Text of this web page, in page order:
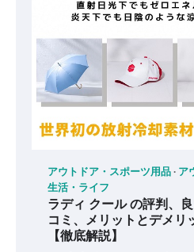
アウトドア・スポーツ用品
ア
生活・ライフ
ラディ クール の評判、
コミ、メリットとデメリ
【徹底解説】